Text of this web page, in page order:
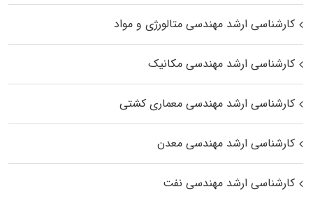
کارشناسی ارشد مهندسی متالورژی و مواد
کارشناسی ارشد مهندسی مکانیک
کارشناسی ارشد مهندسی معماری کشتی
کارشناسی ارشد مهندسی معدن
کارشناسی ارشد مهندسی نفت